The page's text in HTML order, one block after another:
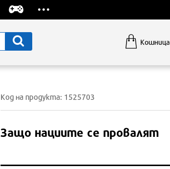
Кошница
Код на продукта: 1525703
Защо нациите се провалят